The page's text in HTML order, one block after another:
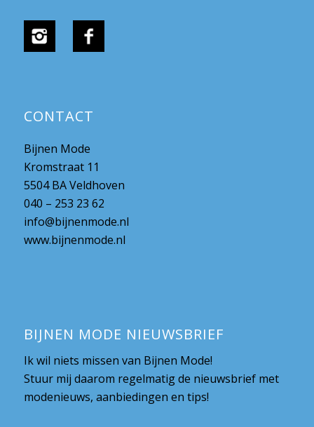
CONTACT
Bijnen Mode
Kromstraat 11
5504 BA Veldhoven
040 – 253 23 62
info@bijnenmode.nl
www.bijnenmode.nl
BIJNEN MODE NIEUWSBRIEF
Ik wil niets missen van Bijnen Mode!
Stuur mij daarom regelmatig de nieuwsbrief met
modenieuws, aanbiedingen en tips!